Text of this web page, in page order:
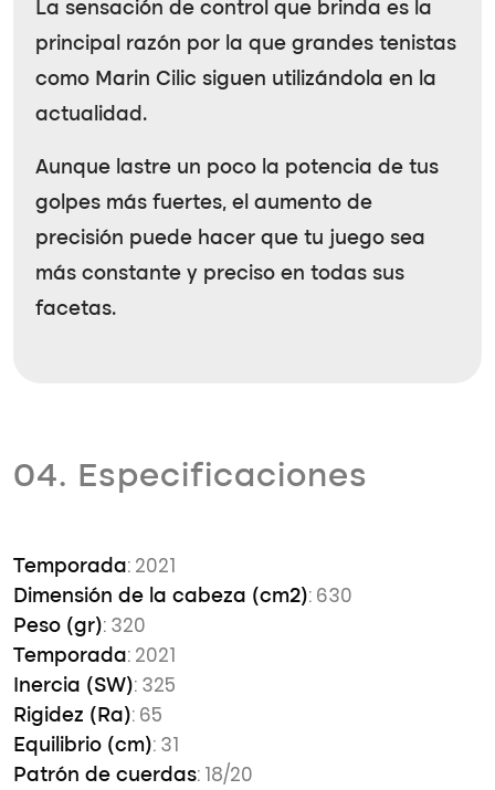
La sensación de control que brinda es la
principal razón por la que grandes tenistas
como Marin Cilic siguen utilizándola en la
actualidad.
Aunque lastre un poco la potencia de tus
golpes más fuertes, el aumento de
precisión puede hacer que tu juego sea
más constante y preciso en todas sus
facetas.
04. Especificaciones
Temporada: 2021
Dimensión de la cabeza (cm2): 630
Peso (gr): 320
Temporada: 2021
Inercia (SW): 325
Rigidez (Ra): 65
Equilibrio (cm): 31
Patrón de cuerdas: 18/20